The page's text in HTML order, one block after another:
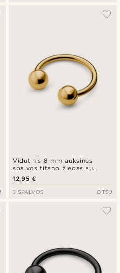
Vidutinis 8 mm auksinės
spalvos titano žiedas su
segtuku
12,95 €
3 SPALVOS OTSU